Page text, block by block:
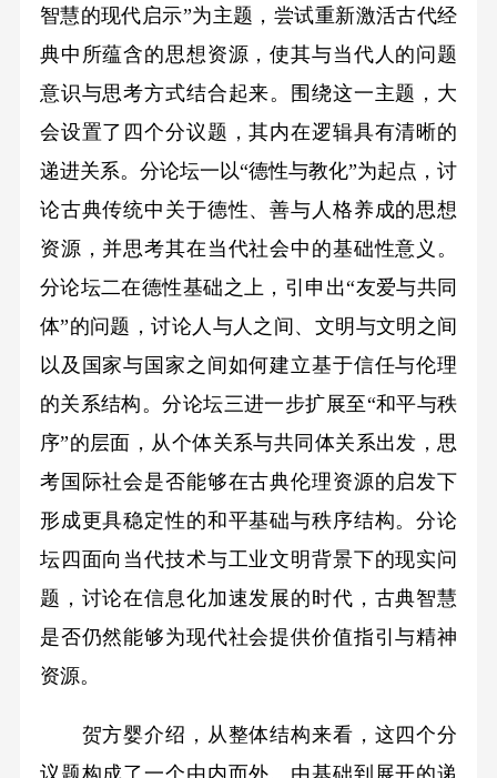
智慧的现代启示”为主题，尝试重新激活古代经
典中所蕴含的思想资源，使其与当代人的问题
意识与思考方式结合起来。围绕这一主题，大
会设置了四个分议题，其内在逻辑具有清晰的
递进关系。分论坛一以“德性与教化”为起点，讨
论古典传统中关于德性、善与人格养成的思想
资源，并思考其在当代社会中的基础性意义。
分论坛二在德性基础之上，引申出“友爱与共同
体”的问题，讨论人与人之间、文明与文明之间
以及国家与国家之间如何建立基于信任与伦理
的关系结构。分论坛三进一步扩展至“和平与秩
序”的层面，从个体关系与共同体关系出发，思
考国际社会是否能够在古典伦理资源的启发下
形成更具稳定性的和平基础与秩序结构。分论
坛四面向当代技术与工业文明背景下的现实问
题，讨论在信息化加速发展的时代，古典智慧
是否仍然能够为现代社会提供价值指引与精神
资源。
贺方婴介绍，从整体结构来看，这四个分
议题构成了一个由内而外、由基础到展开的递